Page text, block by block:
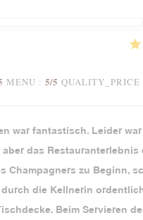
MENU : 5/5 QUALITY_PRICE
war fantastisch. Leider
das Restauranterlebnis
Champagners zu Beginn,
die Kellnerin
Beim Servieren